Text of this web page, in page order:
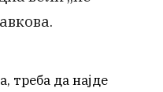
треба да најде